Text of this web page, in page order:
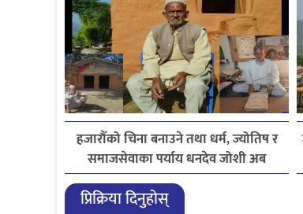
हजारौँको चिना बनाउने तथा धर्म, ज्योतिष र
समाजसेवाका पर्याय धनदेव जोशी अब
स्मृतिमा
प्रिक्रिया दिनुहोस्